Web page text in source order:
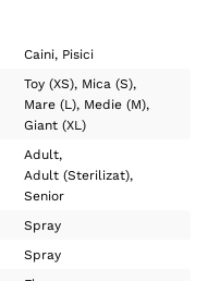
Caini Pisici
Toy (XS) Mica (S)
Mare (L) Medie (M)
Giant (XL)
Adult
Adult (Sterilizat)
Senior
Spray
Spray